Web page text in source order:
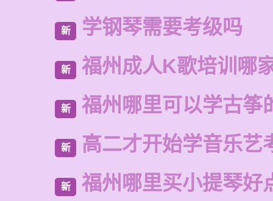
新 学钢琴需要考级吗
新 福州成人K歌培训哪
新 福州哪里可以学古筝
新 高二才开始学音乐艺
新 福州哪里买小提琴好